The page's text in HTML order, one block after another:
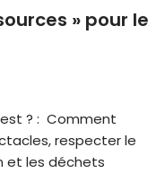
» pour le
? : Comment
respecter le
et les déchets